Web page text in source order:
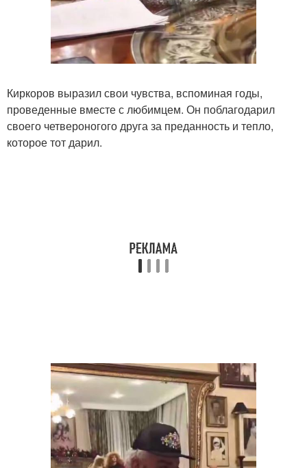
Киркоров выразил свои чувства, вспоминая годы,
проведенные вместе с любимцем. Он поблагодарил
своего четвероногого друга за преданность и тепло,
которое тот дарил.